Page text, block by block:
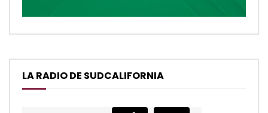
LA RADIO DE SUDCALIFORNIA